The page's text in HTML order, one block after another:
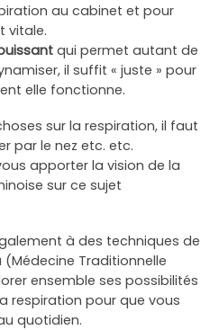
au cabinet et pour
vitale.
qui permet autant de
il suffit « juste » pour
elle fonctionne.
sur la respiration, il faut
par le nez etc. etc.
apporter la vision de la
sur ce sujet
à des techniques de
Traditionnelle
ensemble ses possibilités
respiration pour que vous
quotidien.